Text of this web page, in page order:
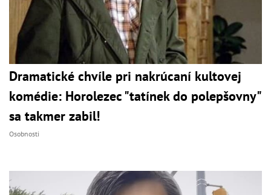
Dramatické chvíle pri nakrúcaní kultovej
komédie: Horolezec "tatínek do polepšovny"
sa takmer zabil!
Osobnosti